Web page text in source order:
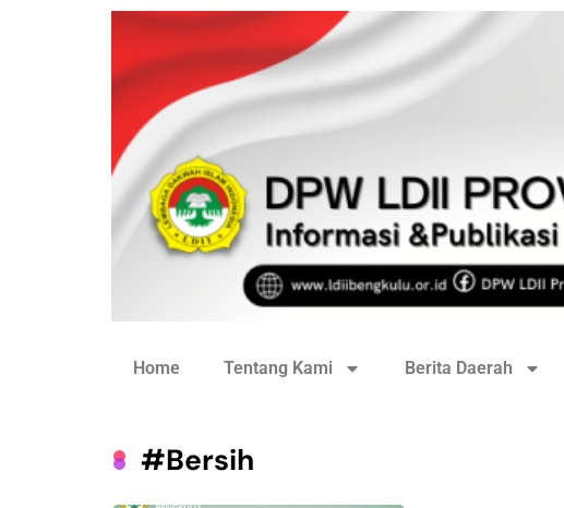
Home Tentang Kami Berita Daerah
#bersih